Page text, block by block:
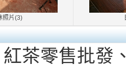
照片(3)
茶零售批發